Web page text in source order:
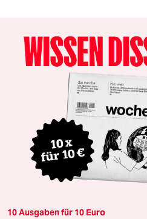
10 Ausgaben für 10 Euro